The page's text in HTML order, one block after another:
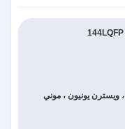
L / C ، D / A ، T / T ، ويسترن يونيون ، موني